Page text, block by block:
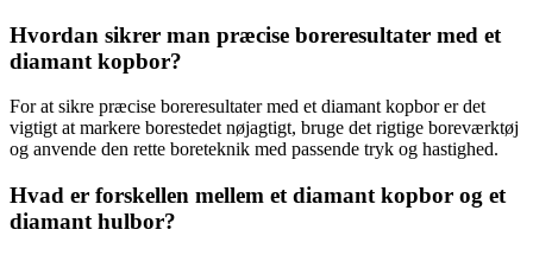
Hvordan sikrer man præcise boreresultater med et
diamant kopbor?
For at sikre præcise boreresultater med et diamant kopbor er det
vigtigt at markere borestedet nøjagtigt, bruge det rigtige boreværktøj
og anvende den rette boreteknik med passende tryk og hastighed.
Hvad er forskellen mellem et diamant kopbor og et
diamant hulbor?